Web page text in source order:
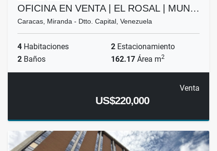
OFICINA EN VENTA | EL ROSAL | MUN…
Caracas, Miranda - Dtto. Capital, Venezuela
4 Habitaciones 2 Estacionamiento
2 Baños 162.17 Área m2
Venta
US$220,000